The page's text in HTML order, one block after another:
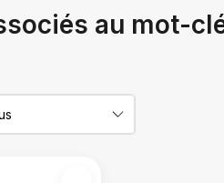
au mot-